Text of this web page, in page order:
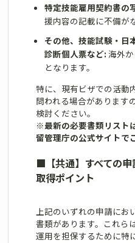
特定技能雇用契約書の
援内容の記載に不備が
その他、技能試験・日
診断個人票など: 海外
となります。
特に、現有ビザでの活動
問われる場合があります
検討ください。
※最新の必要書類リスト
留管理庁の公式サイトで
■ 【共通】すべての
取得ポイント
上記のいずれの申請にお
書類があります。これら
運用を担保するために特